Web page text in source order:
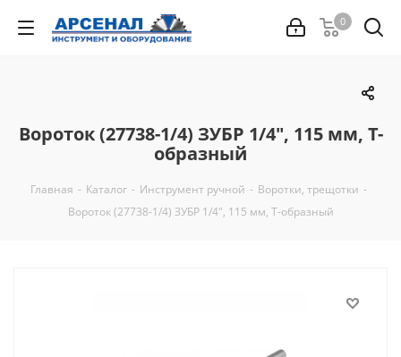
0
Вороток (27738-1/4) ЗУБР 1/4", 115 мм, Т-
образный
Главная - Каталог - Инструмент ручной - Воротки, трещотки -
Вороток (27738-1/4) ЗУБР 1/4", 115 мм, Т-образный